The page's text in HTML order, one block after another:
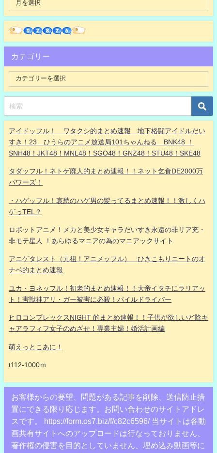
カテゴリー
アイドッフル！ ワタクシ的まとめ速報 地下格闘アイドルだい
すき！23 ひうらのアニメ放送局101ちゃんねる BNK48 ！
SNH48！JKT48！MNL48！SGO48！GNZ48！STU48！SKE48
タダッフル！ネトゲ廃人的まとめ速報！！ネット乞食DE2000万
パワーズ！
・ハゲッフル！哀愁のハゲ男の髪ってるまとめ速報！！激しくハ
ゲっTEL？
ロボットアニメ！メカと美少女キャラだいすき永遠の非リア充・
非モテ星人 ！あらゆるマニアの為のマニアックサイト
アニゲタレスト（元祖！アニメッフル） ひきこもりニートのオ
ナベ的まとめ速報
ユカ・ヨネッフル！初老的まとめ速報！！大帝イタチにラリアッ
ト！害獣神アリ・ガー被害に必殺！パイルドライバー
ヒロコンプレックスNIGHT 的まとめ速報！！子供が欲しいど陰キ
ャアラフィフ女子のめざせ！専業主婦！婚活計画編
萌えっとこあに！
t112-1000ｍ
お客様からの要望、問題がある記事を削除、送信防止措
置にできる限り応じます。お問い合わせのサイトアドレ
スです。 https://form.os7.biz/f/c82c6596/ 当サイトは各動
画共有サイトへのアップロードは行なっておりません、
著作権の侵害を目的としていません、埋め込み動画等に